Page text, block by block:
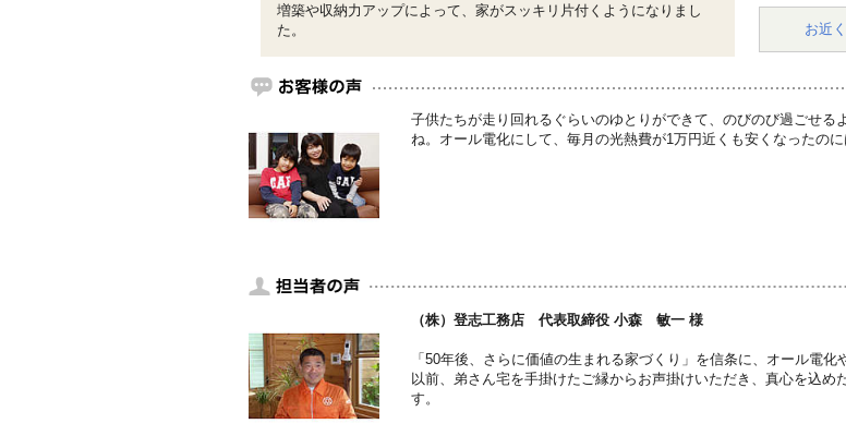
お近
増築や収納力アップによって、家がスッキリ片付くようになりまし
た。
子供たちが走り回れるぐらいのゆとりができて、のびのび過ごせ
ね。オール電化にして、毎月の光熱費が1万円近くも安くなったのに
（株）登志工務店 代表取締役 小森 敏一 様
「50年後、さらに価値の生まれる家づくり」を信条に、オール電
以前、弟さん宅を手掛けたご縁からお声掛けいただき、真心を込
す。